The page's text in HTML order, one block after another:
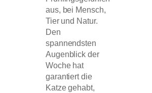
aus, bei Mensch,
Tier und Natur.
Den
spannendsten
Augenblick der
Woche hat
garantiert die
Katze gehabt,